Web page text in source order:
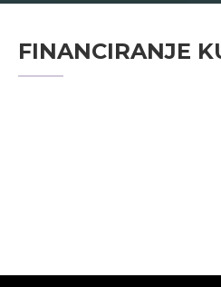
FINANCIRANJE